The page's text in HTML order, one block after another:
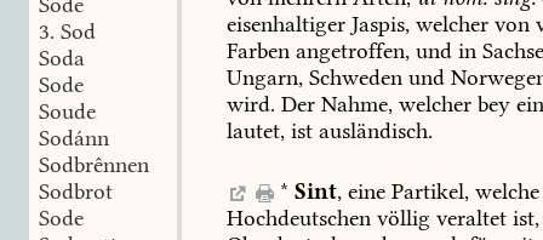
3. Sod
Soda
Sode
Soude
Sodánn
Sodbrênnen
Sodbrot
Sode
eisenhaltiger Jaspis, welcher von
Farben angetroffen, und in
Ungarn, Schweden und
wird. Der Nahme, welcher bey
lautet, ist ausländisch.
* Sint,einePartikel,welche
Hochdeutschen völlig veraltet ist,